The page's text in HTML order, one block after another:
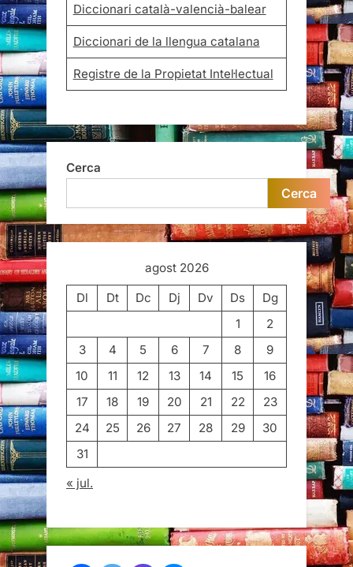
Diccionari català-valencià-balear
Diccionari de la llengua catalana
Registre de la Propietat Intel·lectual
Cerca
Cerca
agost 2026
Dl
Dt Dc Dj Dv Ds
Dg
1
2
3
4 5 6 7 8
9
10
11 12 13 14 15
16
17
18 19 20 21 22
23
24
25 26 27 28 29
30
31
« jul.